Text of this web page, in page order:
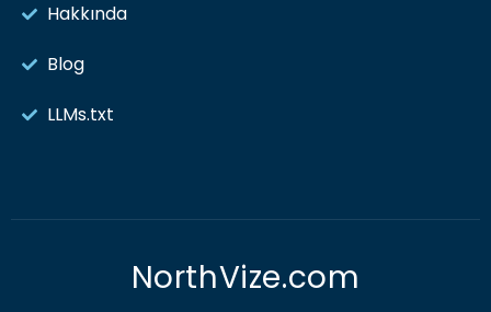
Hakkında
Blog
LLMs.txt
NorthVize.com